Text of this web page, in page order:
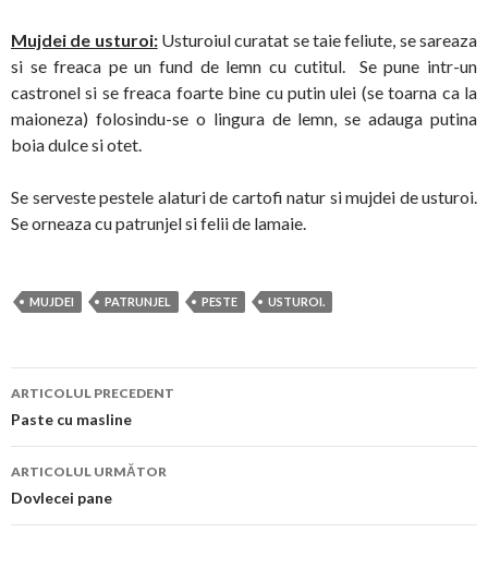
Mujdei de usturoi:Usturoiul curatat se taie feliute, se sareaza
si se freaca pe un fund de lemn cu cutitul. Se pune intr-un
castronel si se freaca foarte bine cu putin ulei (se toarna ca la
maioneza) folosindu-se o lingura de lemn, se adauga putina
boia dulce si otet.
Se serveste pestele alaturi de cartofi natur si mujdei de usturoi.
Se orneaza cu patrunjel si felii de lamaie.
MUJDEI PATRUNJEL PESTE USTUROI.
Navigare
în
articol
ARTICOLUL PRECEDENT
Paste cu masline
ARTICOLUL URMĂTOR
Dovlecei pane